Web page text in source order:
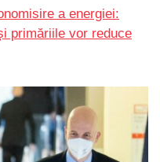
a energiei:
primăriile vor reduce